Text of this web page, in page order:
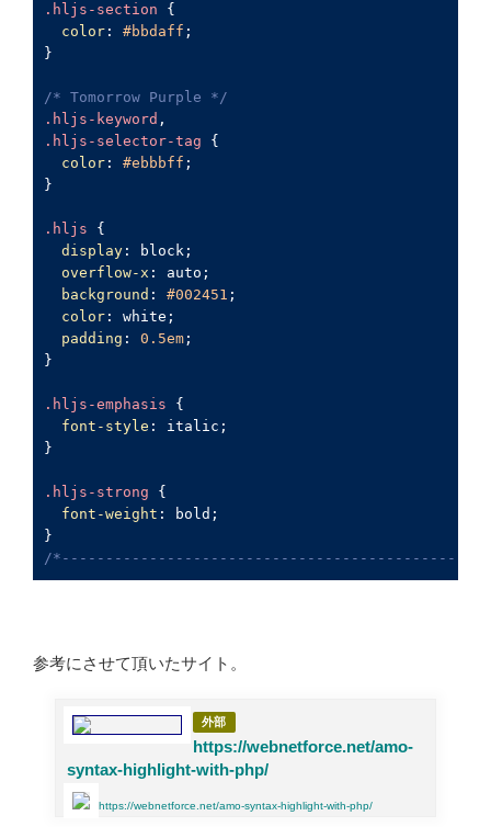
.hljs-section {
color : #bbdaff ;
}
/* Tomorrow Purple */
.hljs-keyword
.hljs-selector-tag {
color : #ebbbff ;
}
.hljs {
display : block;
overflow-x : auto;
background : #002451 ;
color : white;
padding : 0.5em ;
}
.hljs-emphasis {
font-style : italic;
}
.hljs-strong {
font-weight : bold;
/
参考にさせて頂いたサイト。
https://webnetforce.net/amo-
syntax-highlight-with-php/
https://webnetforce.net/amo-syntax-highlight-with-php/